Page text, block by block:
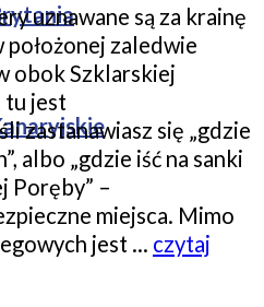
uznawane są za krainę
zaledwie
obok Szklarskiej
tu jest
zastanawiasz się „gdzie
albo „gdzie iść na sanki
Poręby” –
miejsca. Mimo
jest … czytaj